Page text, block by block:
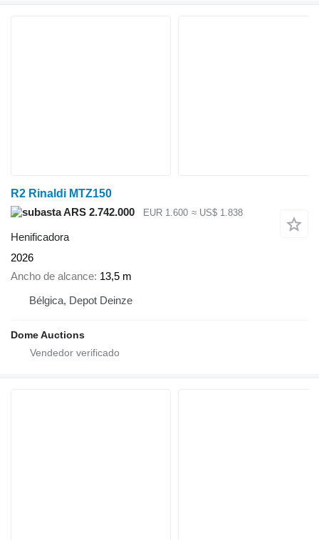
R2 Rinaldi MTZ150
ARS 2.742.000
EUR 1.600 ≈ US$ 1.838
Henificadora
2026
Ancho de alcance 13,5 m
Bélgica, Depot Deinze
Dome Auctions